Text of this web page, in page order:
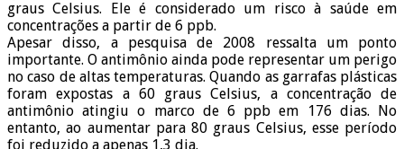
graus Celsius. Ele é considerado um risco à saúde em
concentrações a partir de 6 ppb.
Apesar disso, a pesquisa de 2008 ressalta um ponto
importante. O antimônio ainda pode representar um perigo
no caso de altas temperaturas. Quando as garrafas plásticas
foram expostas a 60 graus Celsius, a concentração de
antimônio atingiu o marco de 6 ppb em 176 dias. No
entanto, ao aumentar para 80 graus Celsius, esse período
foi reduzido a apenas 1,3 dia.